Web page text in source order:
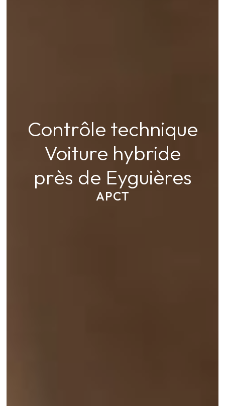
Contrôle technique
Voiture hybride
près de Eyguières
APCT